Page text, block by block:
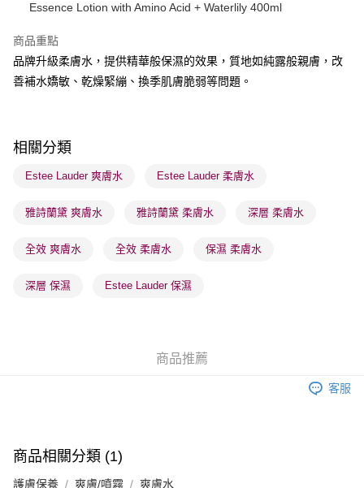
送貨方式
順豐自助櫃 - 確認發貨後1-3個工作天送達
順豐站及營業點 - 確認發貨後1-3個工作天送達
物流公司進行物流配送
取。逾期會取消訂單，並不會安排重寄
取。逾期會取消訂單，並不會安排重寄
Essence Lotion with Amino Acid + Waterlily 400ml
商品重點
品牌升級柔膚水，提供精華般保濕的效果，質地如純露般親膚，改
善補水嬌敏、乾燥緊繃、換季肌膚脆弱等問題。
相關分類
Estee Lauder 爽膚水 Estee Lauder 柔膚水
雅詩蘭黛 爽膚水 雅詩蘭黛 柔膚水 深層 柔膚水
全效 爽膚水 全效 柔膚水 保濕 柔膚水
深層 保濕 Estee Lauder 保濕
商品推薦
客服
商品相關分類 (1)
護膚保養 爽膚/噴霧 爽膚水